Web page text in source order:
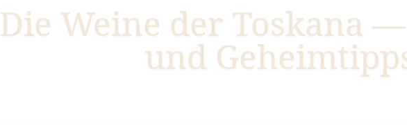
Die Weine der Toskana
und